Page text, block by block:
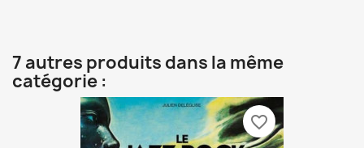
7 autres produits dans la même
catégorie :
favorite_border